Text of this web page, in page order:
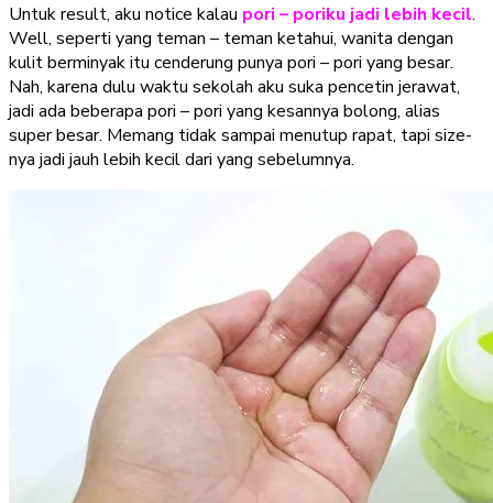
Untuk result, aku notice kalau pori – poriku jadi lebih kecil.
Well, seperti yang teman – teman ketahui, wanita dengan
kulit berminyak itu cenderung punya pori – pori yang besar.
Nah, karena dulu waktu sekolah aku suka pencetin jerawat,
jadi ada beberapa pori – pori yang kesannya bolong, alias
super besar. Memang tidak sampai menutup rapat, tapi size-
nya jadi jauh lebih kecil dari yang sebelumnya.